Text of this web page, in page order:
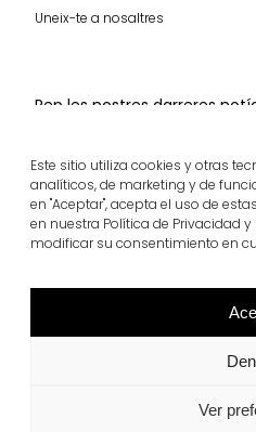
Este sitio utiliza cookies y otras
analíticos, de marketing y de
en "Aceptar", acepta el uso de
en nuestra Política de Privacidad y
modificar su consentimiento en
Ver
Uneix-te a nosaltres
Rep les nostres darreres
Segueix-nos
breinco © 2026 Tots els drets
Canal ètic